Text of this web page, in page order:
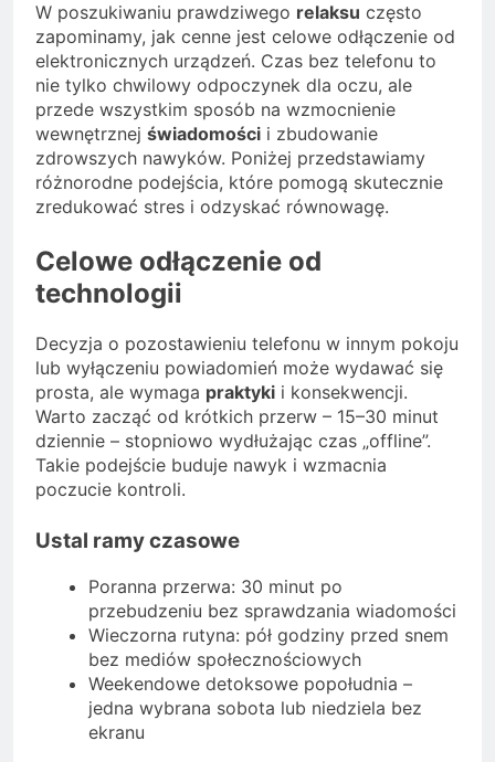
W poszukiwaniu prawdziwego relaksu często
zapominamy, jak cenne jest celowe odłączenie od
elektronicznych urządzeń. Czas bez telefonu to
nie tylko chwilowy odpoczynek dla oczu, ale
przede wszystkim sposób na wzmocnienie
wewnętrznej świadomości i zbudowanie
zdrowszych nawyków. Poniżej przedstawiamy
różnorodne podejścia, które pomogą skutecznie
zredukować stres i odzyskać równowagę.
Celowe odłączenie od
technologii
Decyzja o pozostawieniu telefonu w innym pokoju
lub wyłączeniu powiadomień może wydawać się
prosta, ale wymaga praktyki i konsekwencji.
Warto zacząć od krótkich przerw – 15–30 minut
dziennie – stopniowo wydłużając czas „offline”.
Takie podejście buduje nawyk i wzmacnia
poczucie kontroli.
Ustal ramy czasowe
Poranna przerwa: 30 minut po
przebudzeniu bez sprawdzania wiadomości
Wieczorna rutyna: pół godziny przed snem
bez mediów społecznościowych
Weekendowe detoksowe popołudnia –
jedna wybrana sobota lub niedziela bez
ekranu